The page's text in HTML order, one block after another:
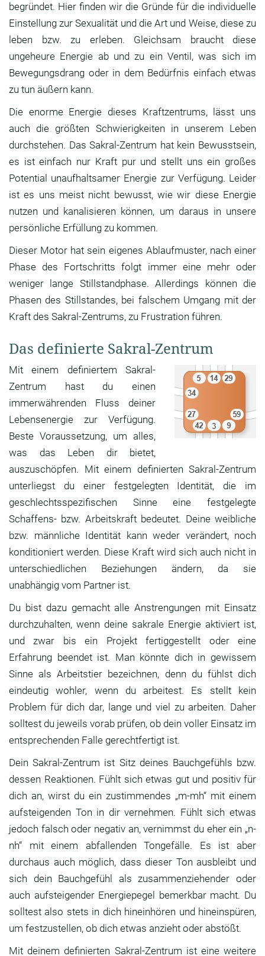
begründet. Hier finden wir die Gründe für die individuelle
Einstellung zur Sexualität und die Art und Weise, diese zu
leben bzw. zu erleben. Gleichsam braucht diese
ungeheure Energie ab und zu ein Ventil, was sich im
Bewegungsdrang oder in dem Bedürfnis einfach etwas
zu tun äußern kann.
Die enorme Energie dieses Kraftzentrums, lässt uns
auch die größten Schwierigkeiten in unserem Leben
durchstehen. Das Sakral-Zentrum hat kein Bewusstsein,
es ist einfach nur Kraft pur und stellt uns ein großes
Potential unaufhaltsamer Energie zur Verfügung. Leider
ist es uns meist nicht bewusst, wie wir diese Energie
nutzen und kanalisieren können, um daraus in unsere
persönliche Erfüllung zu kommen.
Dieser Motor hat sein eigenes Ablaufmuster, nach einer
Phase des Fortschritts folgt immer eine mehr oder
weniger lange Stillstandphase. Allerdings können die
Phasen des Stillstandes, bei falschem Umgang mit der
Kraft des Sakral-Zentrums, zu Frustration führen.
Das definierte Sakral-Zentrum
Mit einem definiertem Sakral-
Zentrum hast du einen
immerwährenden Fluss deiner
Lebensenergie zur Verfügung.
Beste Voraussetzung, um alles,
was das Leben dir bietet,
auszuschöpfen. Mit einem definierten Sakral-Zentrum
unterliegst du einer festgelegten Identität, die im
geschlechtsspezifischen Sinne eine festgelegte
Schaffens- bzw. Arbeitskraft bedeutet. Deine weibliche
bzw. männliche Identität kann weder verändert, noch
konditioniert werden. Diese Kraft wird sich auch nicht in
unterschiedlichen Beziehungen ändern, da sie
unabhängig vom Partner ist.
Du bist dazu gemacht alle Anstrengungen mit Einsatz
durchzuhalten, wenn deine sakrale Energie aktiviert ist,
und zwar bis ein Projekt fertiggestellt oder eine
Erfahrung beendet ist. Man könnte dich in gewissem
Sinne als Arbeitstier bezeichnen, denn du fühlst dich
eindeutig wohler, wenn du arbeitest. Es stellt kein
Problem für dich dar, lange und viel zu arbeiten. Daher
solltest du jeweils vorab prüfen, ob dein voller Einsatz im
entsprechenden Falle gerechtfertigt ist.
Dein Sakral-Zentrum ist Sitz deines Bauchgefühls bzw.
dessen Reaktionen. Fühlt sich etwas gut und positiv für
dich an, wirst du ein zustimmendes „m-mh“ mit einem
aufsteigenden Ton in dir vernehmen. Fühlt sich etwas
jedoch falsch oder negativ an, vernimmst du eher ein „n-
nh“ mit einem abfallenden Tongefälle. Es ist aber
durchaus auch möglich, dass dieser Ton ausbleibt und
sich dein Bauchgefühl als zusammenziehender oder
auch aufsteigender Energiepegel bemerkbar macht. Du
solltest also stets in dich hineinhören und hineinspüren,
um festzustellen, ob dich etwas anzieht oder abstößt.
Mit deinem definierten Sakral-Zentrum ist eine weitere